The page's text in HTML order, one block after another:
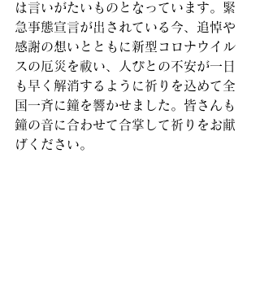
は言いがたいものとなっています。緊
急事態宣言が出されている今、追悼や
感謝の想いとともに新型コロナウイル
スの厄災を祓い、人びとの不安が一日
も早く解消するように祈りを込めて全
国一斉に鐘を響かせました。皆さんも
鐘の音に合わせて合掌して祈りをお献
げください。